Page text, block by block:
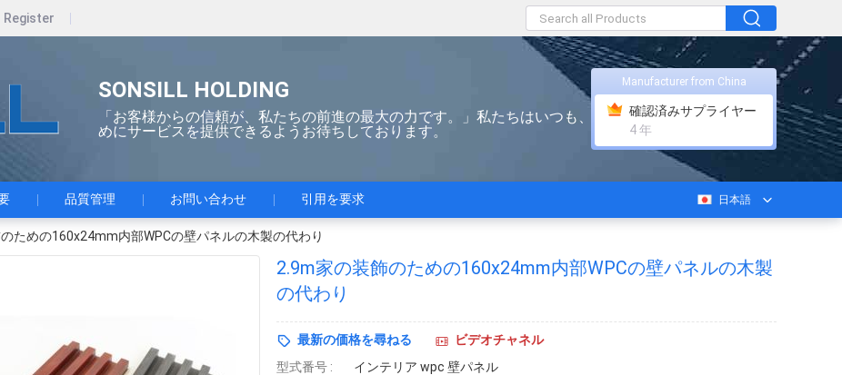
Register
SONSILL HOLDING
「お客様からの信頼が、私たちの前進の最大の力です。」私たちはいつも、お客様のた
めにサービスを提供できるようお待ちしております。
Manufacturer from China
確認済みサプライヤー
4 年
品質管理 お問い合わせ 引用を要求 日本語
ための160x24mm内部WPCの壁パネルの木製の代わり
2.9m家の装飾のための160x24mm内部WPCの壁パネルの木製
の代わり
最新の価格を尋ねる
ビデオチャネル
型式番号 :
インテリア wpc 壁パネル